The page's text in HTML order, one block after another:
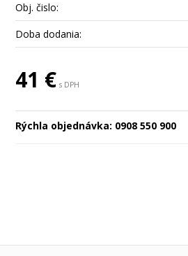
Obj. čislo:
Doba dodania:
41 € s DPH
Rýchla objednávka: 0908 550 900